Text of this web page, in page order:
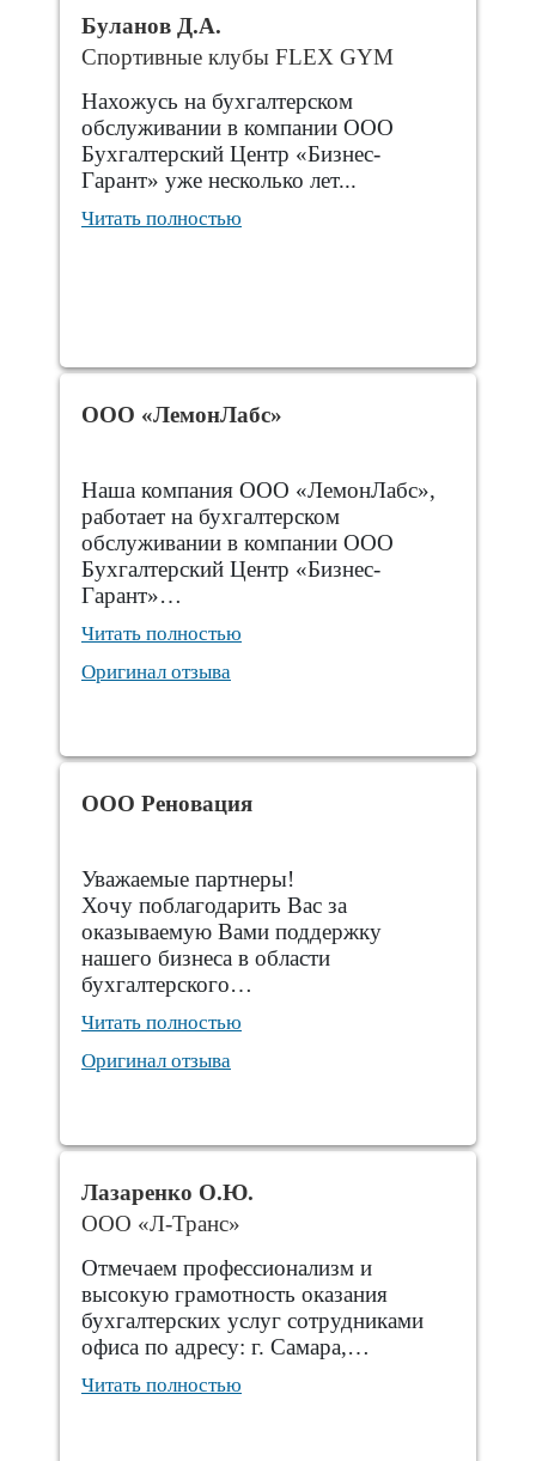
Буланов Д.А.
Спортивные клубы FLEX GYM
Нахожусь на бухгалтерском
обслуживании в компании ООО
Бухгалтерский Центр «Бизнес-
Гарант» уже несколько лет...
Читать полностью
ООО «ЛемонЛабс»
Наша компания ООО «ЛемонЛабс»,
работает на бухгалтерском
обслуживании в компании ООО
Бухгалтерский Центр «Бизнес-
Гарант»…
Читать полностью
Оригинал отзыва
ООО Реновация
Уважаемые партнеры!
Хочу поблагодарить Вас за
оказываемую Вами поддержку
нашего бизнеса в области
бухгалтерского…
Читать полностью
Оригинал отзыва
Лазаренко О.Ю.
ООО «Л-Транс»
Отмечаем профессионализм и
высокую грамотность оказания
бухгалтерских услуг сотрудниками
офиса по адресу: г. Самара,…
Читать полностью